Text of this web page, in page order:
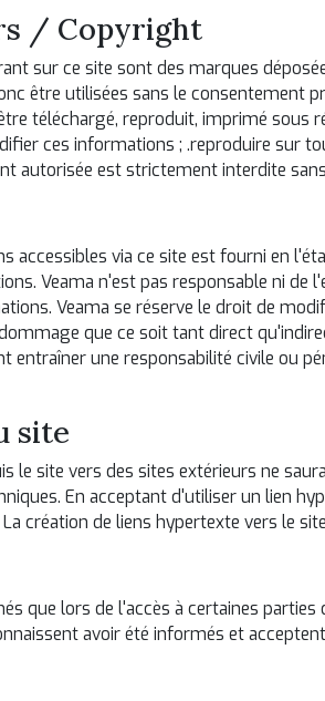
/ Copyright
sur ce site sont des marques
être utilisées sans le consentement
téléchargé, reproduit, imprimé sous
ces informations ; .reproduire sur
autorisée est strictement interdite
accessibles via ce site est fourni en
Veama n'est pas responsable ni de
Veama se réserve le droit de
que ce soit tant direct
entraîner une responsabilité civile ou
site
le site vers des sites extérieurs ne
En acceptant d'utiliser un lien
création de liens hypertexte vers le
que lors de l'accès à certaines
avoir été informés et